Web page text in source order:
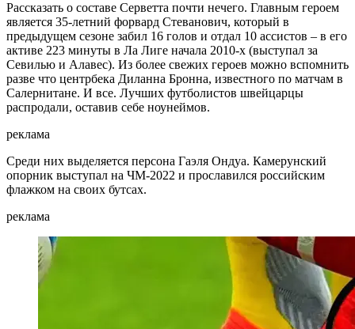
Рассказать о составе Серветта почти нечего. Главным героем
является 35-летний форвард Стеванович, который в
предыдущем сезоне забил 16 голов и отдал 10 ассистов – в его
активе 223 минуты в Ла Лиге начала 2010-х (выступал за
Севилью и Алавес). Из более свежих героев можно вспомнить
разве что центрбека Диланна Бронна, известного по матчам в
Салернитане. И все. Лучших футболистов швейцарцы
распродали, оставив себе ноунеймов.
реклама
Среди них выделяется персона Гаэля Ондуа. Камерунский
опорник выступал на ЧМ-2022 и прославился российским
флажком на своих бутсах.
реклама